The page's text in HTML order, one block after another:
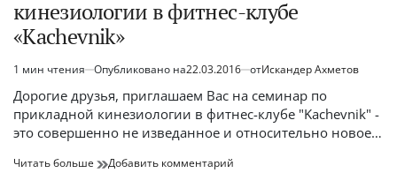
кинезиологии в фитнес-клубе
«Kachevnik»
Расчётное
время
чтения
1 мин чтения Опубликовано на22.03.2016 отИскандер Ахметов
Дорогие друзья, приглашаем Вас на семинар по
прикладной кинезиологии в фитнес-клубе "Kachevnik" -
это совершенно не изведанное и относительно новое…
Читать больше Семинар
Добавить комментарий